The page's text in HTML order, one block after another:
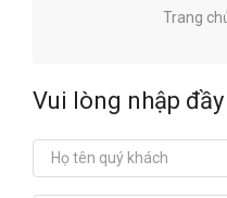
Trang
Vui lòng nhập